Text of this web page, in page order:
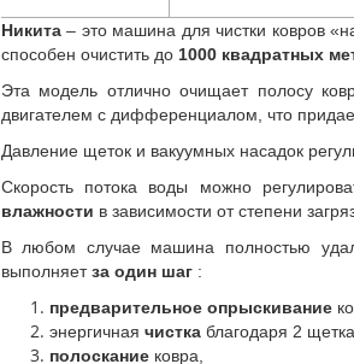
Никита– это машина для чистки ковров
способен очистить до 1000 квадратных
Эта модель отлично очищает полосу
двигателем с дифференциалом, что
Давление щеток и вакуумных насадок
Скорость потока воды можно
влажности в зависимости от степени
В любом случае машина полностью
выполняетза один шаг:
предварительное опрыскивание
энергичная чисткаблагодаря 2
полосканиековра,